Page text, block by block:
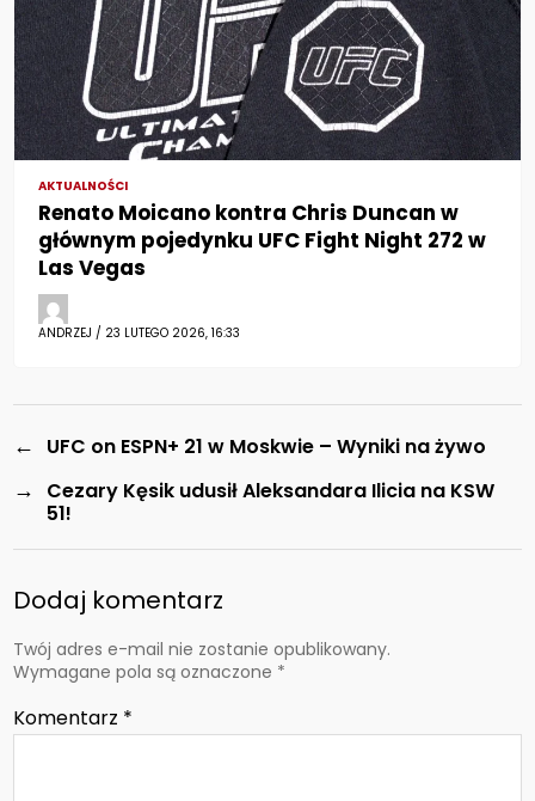
AKTUALNOŚCI
Renato Moicano kontra Chris Duncan w
głównym pojedynku UFC Fight Night 272 w
Las Vegas
ANDRZEJ / 23 LUTEGO 2026, 16:33
← UFC on ESPN+ 21 w Moskwie – Wyniki na żywo
→
Cezary Kęsik udusił Aleksandara Ilicia na KSW
51!
Dodaj komentarz
Twój adres e-mail nie zostanie opublikowany.
Wymagane pola są oznaczone *
Komentarz *